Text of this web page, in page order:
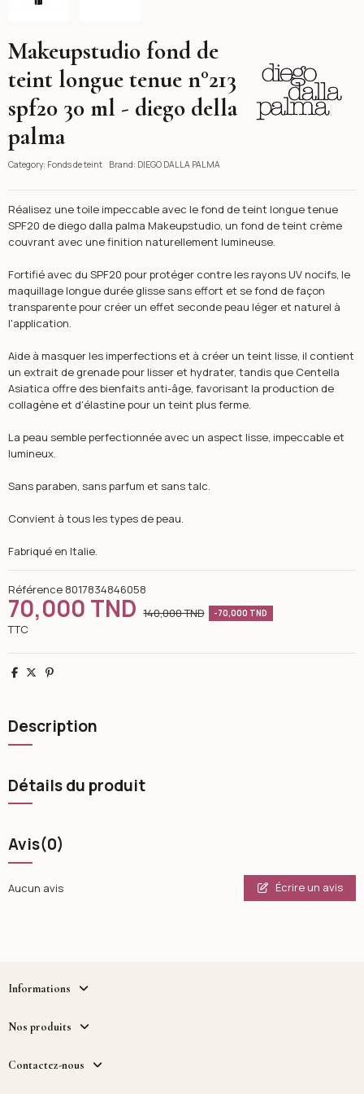
Makeupstudio fond de
teint longue tenue n°213
spf20 30 ml - diego della
palma
Category: Fonds de teint Brand: DIEGO DALLA PALMA
Réalisez une toile impeccable avec le fond de teint longue tenue
SPF20 de diego dalla palma Makeupstudio, un fond de teint crème
couvrant avec une finition naturellement lumineuse.
Fortifié avec du SPF20 pour protéger contre les rayons UV nocifs, le
maquillage longue durée glisse sans effort et se fond de façon
transparente pour créer un effet seconde peau léger et naturel à
l'application.
Aide à masquer les imperfections et à créer un teint lisse, il contient
un extrait de grenade pour lisser et hydrater, tandis que Centella
Asiatica offre des bienfaits anti-âge, favorisant la production de
collagène et d'élastine pour un teint plus ferme.
La peau semble perfectionnée avec un aspect lisse, impeccable et
lumineux.
Sans paraben, sans parfum et sans talc.
Convient à tous les types de peau.
Fabriqué en Italie.
Référence 8017834846058
70,000 TND 140,000 TND -70,000 TND
TTC
Partager
TweetPinterest
Description
Détails du produit
Avis(0)
Aucun avis Écrire un avis
Informations
Nos produits
Contactez-nous